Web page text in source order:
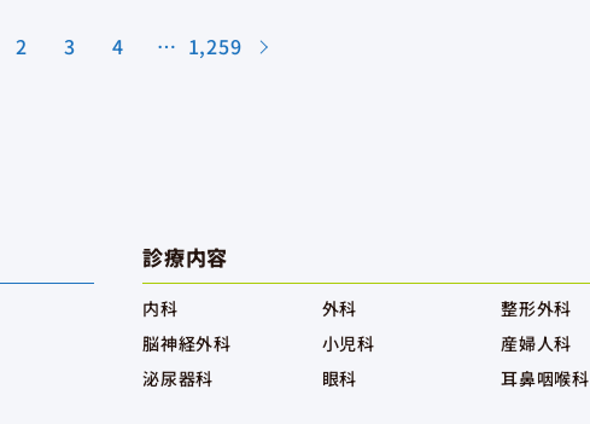
2 3 4 … 1,259
診療内容
内科 外科 整形外科
脳神経外科
小児科 産婦人科
泌尿器科
眼科 耳鼻咽喉科